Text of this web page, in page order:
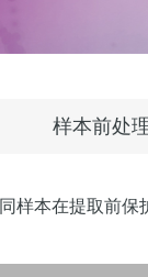
样本前处
样本在提取前保